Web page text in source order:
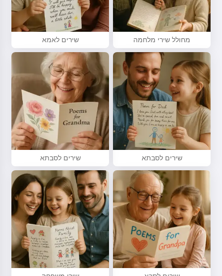
מחולל שירי מלחמה שירים לאמא
שירים לסבתא שירים לסבתא